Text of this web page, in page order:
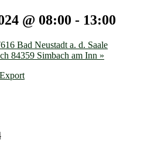
@ 08:00 - 13:00
Bad Neustadt a. d. Saale
84359 Simbach am Inn »